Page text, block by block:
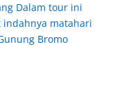
Dalam tour ini
matahari
Bromo